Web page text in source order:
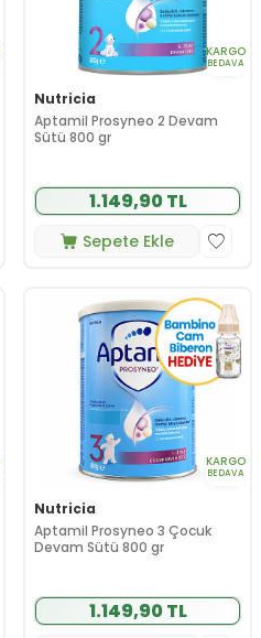
KARGO
BEDAVA
Nutricia
Aptamil Prosyneo 2 Devam
Sütü 800 gr
1.149,90 TL
Sepete Ekle
KARGO
BEDAVA
Nutricia
Aptamil Prosyneo 3 Çocuk
Devam Sütü 800 gr
1.149,90 TL